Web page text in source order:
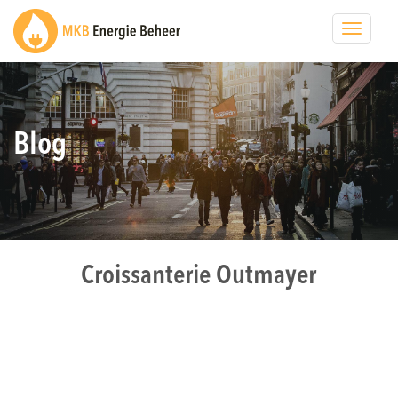
Toggle
Blog
Croissanterie Outmayer